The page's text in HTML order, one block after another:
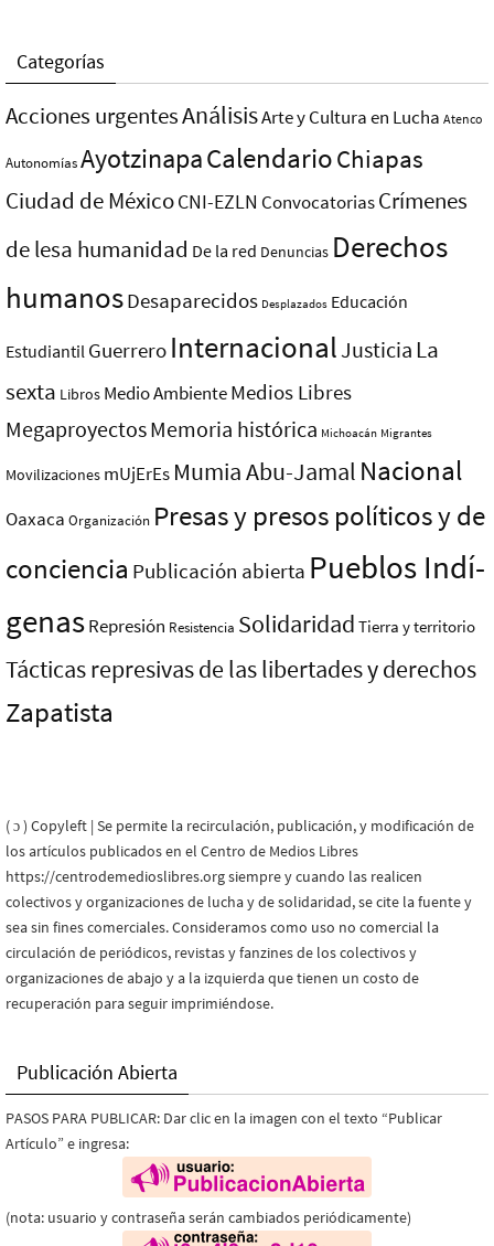
Categorías
Acciones urgentesAnálisisArte y Cultura en Lucha Atenco
AutonomíasAyotzinapaCalendarioChiapas
Ciudad de MéxicoCNI-EZLN ConvocatoriasCrímenes
de lesa humanidad De la red Denuncias Derechos
humanosDesaparecidos Desplazados Educación
Estudiantil Guerrero InternacionalJusticia La
sexta Libros Medio AmbienteMedios Libres
MegaproyectosMemoria histórica Michoacán Migrantes
Movilizaciones mUjErEs Mumia Abu-Jamal Nacional
Oaxaca Organización Presas y presos polí­ticos y de
conciencia Publicación abierta Pueblos Indí­
genasRepresión Resistencia Solidaridad Tierra y territorio
Tácticas represivas de las libertades y derechos
Zapatista
( ɔ ) Copyleft | Se permite la recirculación, publicación, y modificación de
los artículos publicados en el Centro de Medios Libres
https://centrodemedioslibres.org siempre y cuando las realicen
colectivos y organizaciones de lucha y de solidaridad, se cite la fuente y
sea sin fines comerciales. Consideramos como uso no comercial la
circulación de periódicos, revistas y fanzines de los colectivos y
organizaciones de abajo y a la izquierda que tienen un costo de
recuperación para seguir imprimiéndose.
Publicación Abierta
PASOS PARA PUBLICAR: Dar clic en la imagen con el texto “Publicar
Artículo” e ingresa:
(nota: usuario y contraseña serán cambiados periódicamente)